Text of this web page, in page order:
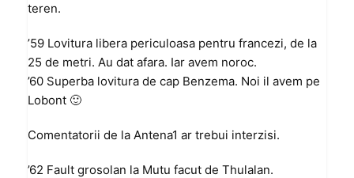
teren.
’59 Lovitura libera periculoasa pentru francezi, de la
25 de metri. Au dat afara. Iar avem noroc.
’60 Superba lovitura de cap Benzema. Noi il avem pe
Lobont 🙂
Comentatorii de la Antena1 ar trebui interzisi.
’62 Fault grosolan la Mutu facut de Thulalan.